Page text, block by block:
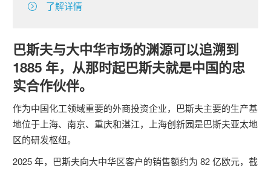
了解详情
巴斯夫与大中华市场的渊源可以追溯到
1885 年，从那时起巴斯夫就是中国的忠
实合作伙伴。
作为中国化工领域重要的外商投资企业，巴斯夫主要的生产基
地位于上海、南京、重庆和湛江，上海创新园是巴斯夫亚太地
区的研发枢纽。
2025 年，巴斯夫向大中华区客户的销售额约为 82 亿欧元，截